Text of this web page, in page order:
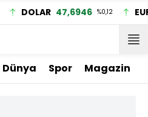
DOLAR 47,6946 %0,12
Dünya Spor Magazin